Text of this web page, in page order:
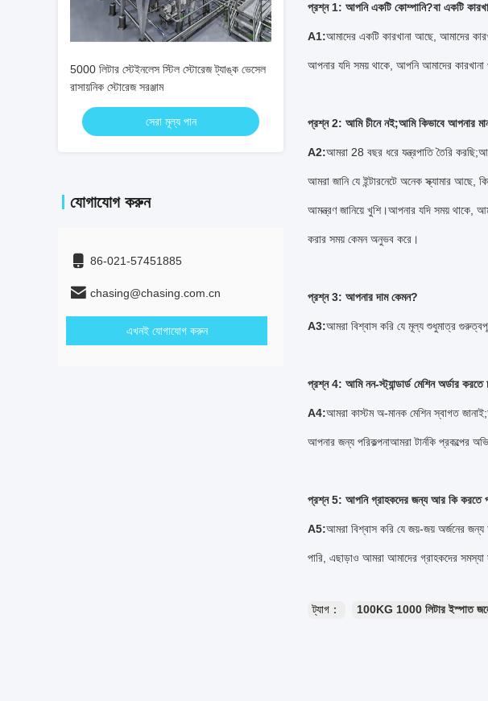
5000 লিটার স্টেইনলেস স্টিল স্টোরেজ ট্যাঙ্ক ভেসেল
রাসায়নিক স্টোরেজ সরঞ্জাম
সেরা মূল্য পান
যোগাযোগ করুন
86-021-57451885
chasing@chasing.com.cn
এখনই যোগাযোগ করুন
প্রশ্ন 1: আপনি একটি কোম্পানি?বা একটি
A1:আমাদের একটি কারখানা আছে, আমাদের
আপনার যদি সময় থাকে, আপনি আমাদের কারখানা
প্রশ্ন 2: আমি চীনে নই;আমি কিভাবে আপনার
A2:আমরা 28 বছর ধরে যন্ত্রপাতি তৈরি
আমরা জানি যে ইন্টারনেটে অনেক স্ক্যামার
আমন্ত্রণ জানিয়ে খুশি।আপনার যদি সময় থাকে,
করার সময় কেমন অনুভব করে।
প্রশ্ন 3: আপনার দাম কেমন?
A3:আমরা বিশ্বাস করি যে মূল্য শুধুমাত্র
প্রশ্ন 4: আমি নন-স্ট্যান্ডার্ড মেশিন অর্ডার
A4:আমরা কাস্টম অ-মানক মেশিন স্বাগত
আপনার জন্য পরিকল্পনাআমরা টার্নকি প্রকল্পের
প্রশ্ন 5: আপনি গ্রাহকদের জন্য আর কি করতে
A5:আমরা বিশ্বাস করি যে জয়-জয় অর্জনের
পারি, এছাড়াও আমরা আমাদের গ্রাহকদের সমস্যা
ট্যাগ： 100KG 1000 লিটার ইস্পাত